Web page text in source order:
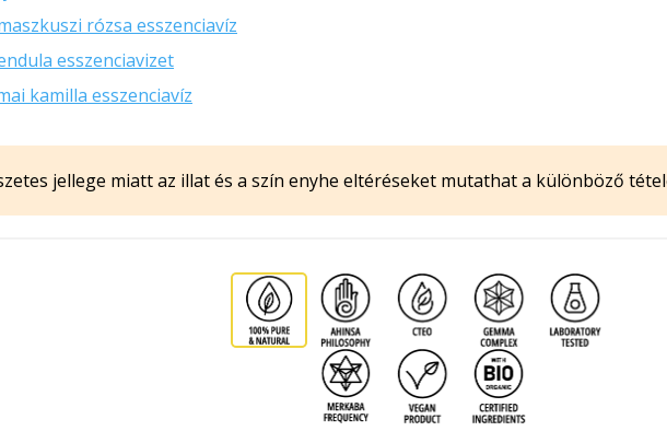
rózsa esszenciavíz
esszenciavizet
kamilla esszenciavíz
jellege miatt az illat és a szín enyhe eltéréseket mutathat a különböző